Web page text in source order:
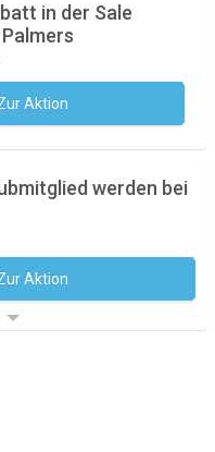
in der Sale
Aktion
werden bei
Aktion